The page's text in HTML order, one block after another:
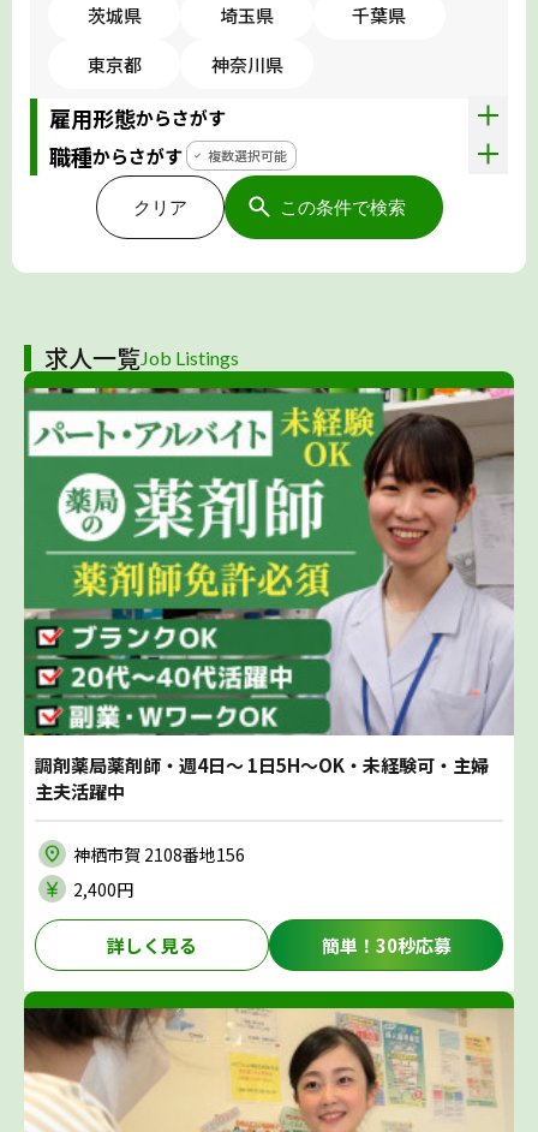
茨城県 埼玉県
千葉県
東京都
神奈川県
雇用形態からさがす
職種からさがす 複数選択可能
クリア この条件で検索
求人一覧Job Listings
調剤薬局薬剤師・週4日～ 1日5H～OK・未経験可・主婦
主夫活躍中
神栖市賀 2108番地156
2,400円
詳しく見る 簡単！30秒応募